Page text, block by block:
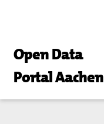
Open Data
Portal Aachen